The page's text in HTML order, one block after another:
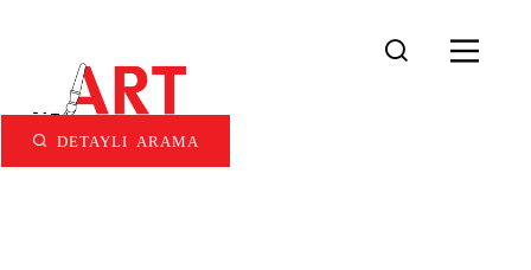
DETAYLI ARAMA